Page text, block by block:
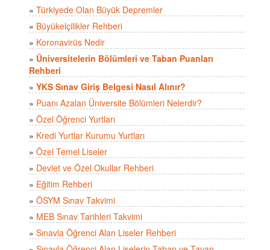
» Türkiyede Olan Büyük Depremler
» Büyükelçilikler Rehberi
» Koronavirüs Nedir
» Üniversitelerin Bölümleri ve Taban Puanları
Rehberi
» YKS Sınav Giriş Belgesi Nasıl Alınır?
» Puanı Azalan Üniversite Bölümleri Nelerdir?
» Özel Öğrenci Yurtları
» Kredi Yurtlar Kurumu Yurtları
» Özel Temel Liseler
» Devlet ve Özel Okullar Rehberi
» Eğitim Rehberi
» ÖSYM Sınav Takvimi
» MEB Sınav Tarihleri Takvimi
» Sınavla Öğrenci Alan Liseler Rehberi